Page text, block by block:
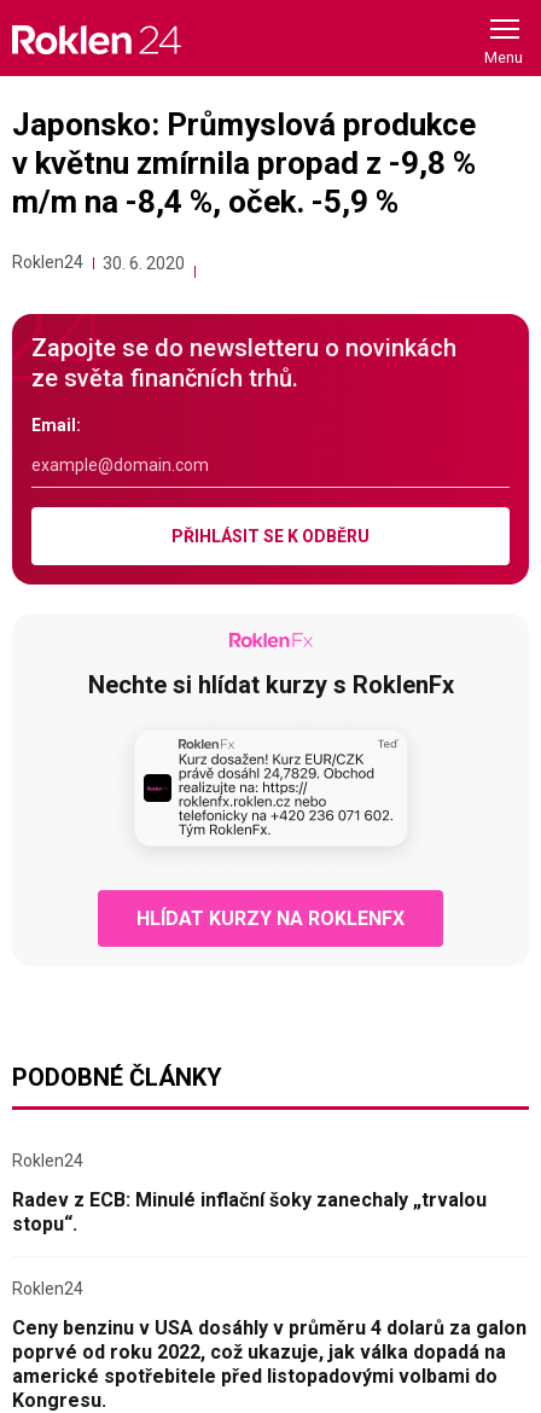
content
Japonsko: Průmyslová produkce
v květnu zmírnila propad z -9,8 %
m/m na -8,4 %, oček. -5,9 %
Roklen24 30. 6. 2020
Zapojte se do newsletteru o novinkách
ze světa finančních trhů.
Email:
PŘIHLÁSIT SE K ODBĚRU
Nechte si hlídat kurzy s RoklenFx
HLÍDAT KURZY NA ROKLENFX
PODOBNÉ ČLÁNKY
Roklen24
Radev z ECB: Minulé inflační šoky zanechaly „trvalou
stopu“.
Roklen24
Ceny benzinu v USA dosáhly v průměru 4 dolarů za galon
poprvé od roku 2022, což ukazuje, jak válka dopadá na
americké spotřebitele před listopadovými volbami do
Kongresu.